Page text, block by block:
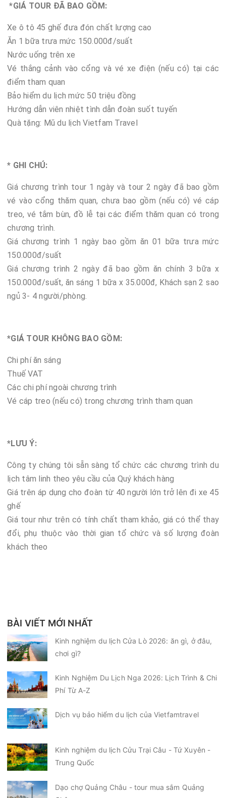
*GIÁ TOUR ĐÃ BAO GỒM:
Xe ô tô 45 ghế đưa đón chất lượng cao
Ăn 1 bữa trưa mức 150.000đ/suất
Nước uống trên xe
Vé thắng cảnh vào cổng và vé xe điện (nếu có) tại các
điểm tham quan
Bảo hiểm du lịch mức 50 triệu đồng
Hướng dẫn viên nhiệt tình dẫn đoàn suốt tuyến
Quà tặng: Mũ du lịch Vietfam Travel
* GHI CHÚ:
Giá chương trình tour 1 ngày và tour 2 ngày đã bao gồm
vé vào cổng thăm quan, chưa bao gồm (nếu có) vé cáp
treo, vé tắm bùn, đồ lễ tại các điểm thăm quan có trong
chương trình.
Giá chương trình 1 ngày bao gồm ăn 01 bữa trưa mức
150.000đ/suất
Giá chương trình 2 ngày đã bao gồm ăn chính 3 bữa x
150.000đ/suất, ăn sáng 1 bữa x 35.000đ, Khách sạn 2 sao
ngủ 3- 4 người/phòng.
*GIÁ TOUR KHÔNG BAO GỒM:
Chi phí ăn sáng
Thuế VAT
Các chi phí ngoài chương trình
Vé cáp treo (nếu có) trong chương trình tham quan
*LƯU Ý:
Công ty chúng tôi sẵn sàng tổ chức các chương trình du
lịch tâm linh theo yêu cầu của Quý khách hàng
Giá trên áp dụng cho đoàn từ 40 người lớn trở lên đi xe 45
ghế
Giá tour như trên có tính chất tham khảo, giá có thể thay
đổi, phụ thuộc vào thời gian tổ chức và số lượng đoàn
khách theo
BÀI VIẾT MỚI NHẤT
Kinh nghiệm du lịch Cửa Lò 2026: ăn gì, ở đâu,
chơi gì?
Kinh Nghiệm Du Lịch Nga 2026: Lịch Trình & Chi
Phí Từ A-Z
Dịch vụ bảo hiểm du lịch của Vietfamtravel
Kinh nghiệm du lịch Cửu Trại Câu - Tứ Xuyên -
Trung Quốc
Dạo chợ Quảng Châu - tour mua sắm Quảng